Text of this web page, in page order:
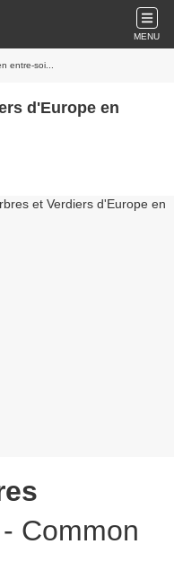
MENU
entre-soi...
d'Europe en
Common